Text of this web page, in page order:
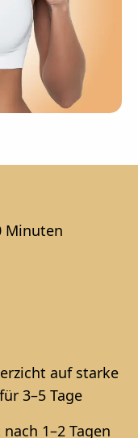
Minuten
auf starke
3–5 Tage
1–2 Tagen